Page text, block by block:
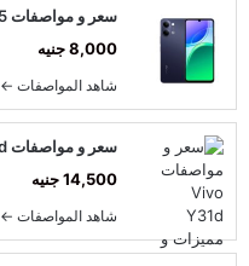
سعر و مواصفات Vivo Y05 مميزات و عيوب فيفو Y05
8,000 جنيه
شاهد المواصفات ←
سعر و مواصفات Vivo Y31d مميزات و عيوب فيفو Y31d
14,500 جنيه
شاهد المواصفات ←